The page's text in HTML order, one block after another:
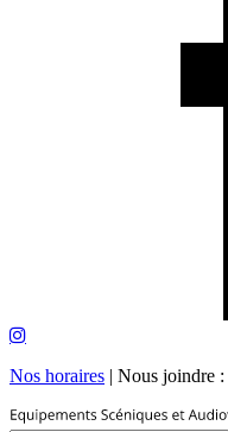
Nos horaires | Nous joindre :